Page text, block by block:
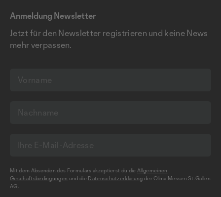
Anmeldung Newsletter
Jetzt für den Newsletter registrieren und keine News
mehr verpassen.
Mit dem Absenden des Formulars akzeptierst du dieAllgemeinen
Geschäftsbedingungen und die Datenschutzerklärung der Olma Messen St.Gallen
AG.